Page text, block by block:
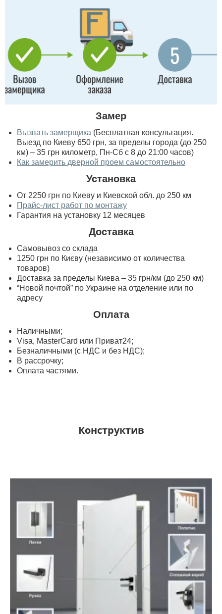
Замер
Вызвать замерщика (Бесплатная консультация.
Выезд по Киеву 650 грн, за пределы города (до 250
км) – 35 грн километр, Пн-Сб с 8 до 21:00 часов)
Как замерить дверной проем самостоятельно
Установка
От 2250 грн по Киеву и Киевской обл. до 250 км
Прайс-лист работ по монтажу
Гарантия на установку 12 месяцев
Доставка
Самовывоз со склада
1250 грн по Києву (независимо от количества
товаров)
Доставка за пределы Киева – 35 грн/км (до 250 км)
“Новой почтой” по Украине на отделение или по
адресу
Оплата
Наличными;
Visa, MasterСard или Приват24;
Безналичными (с НДС и без НДС);
В рассрочку;
Оплата частями.
Конструктив